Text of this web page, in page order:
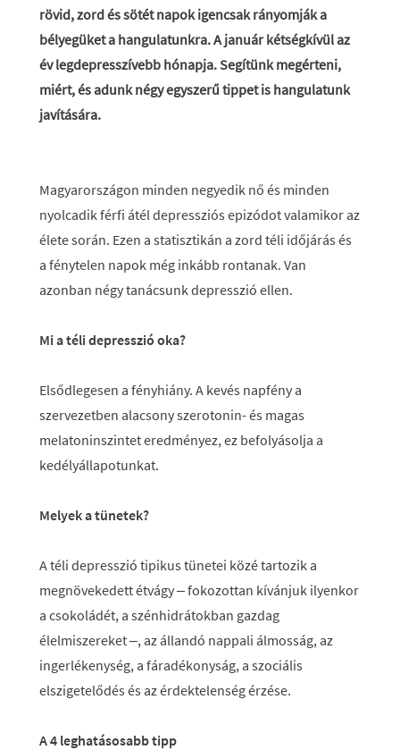
rövid, zord és sötét napok igencsak rányomják a
bélyegüket a hangulatunkra. A január kétségkívül az
év legdepresszívebb hónapja. Segítünk megérteni,
miért, és adunk négy egyszerű tippet is hangulatunk
javítására.
Magyarországon minden negyedik nő és minden
nyolcadik férfi átél depressziós epizódot valamikor az
élete során. Ezen a statisztikán a zord téli időjárás és
a fénytelen napok még inkább rontanak. Van
azonban négy tanácsunk depresszió ellen.
Mi a téli depresszió oka?
Elsődlegesen a fényhiány. A kevés napfény a
szervezetben alacsony szerotonin- és magas
melatoninszintet eredményez, ez befolyásolja a
kedélyállapotunkat.
Melyek a tünetek?
A téli depresszió tipikus tünetei közé tartozik a
megnövekedett étvágy – fokozottan kívánjuk ilyenkor
a csokoládét, a szénhidrátokban gazdag
élelmiszereket –, az állandó nappali álmosság, az
ingerlékenység, a fáradékonyság, a szociális
elszigetelődés és az érdektelenség érzése.
A 4 leghatásosabb tipp